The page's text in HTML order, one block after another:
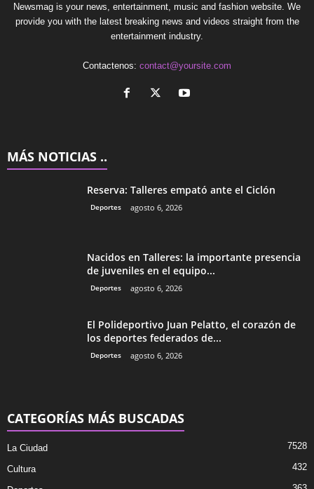
Newsmag is your news, entertainment, music and fashion website. We
provide you with the latest breaking news and videos straight from the
entertainment industry.
Contactenos: contact@yoursite.com
MÁS NOTICIAS ..
Reserva: Talleres empató ante el Ciclón
Deportes agosto 6, 2026
Nacidos en Talleres: la importante presencia
de juveniles en el equipo...
Deportes agosto 6, 2026
El Polideportivo Juan Pelatto, el corazón de
los deportes federados de...
Deportes agosto 6, 2026
CATEGORÍAS MÁS BUSCADAS
La Ciudad 7528
Cultura 432